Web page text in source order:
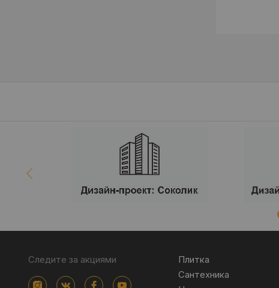
Следите за акциями
Плитка
Сантехника